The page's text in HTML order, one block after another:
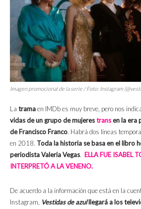
Imagen promocional de la serie / Foto: Instagram
La tramaen IMDb es muy breve, pero nos
vidas de un grupo de mujerestransen la era
de Francisco Franco. Habrá dos líneas
en 2018. Toda la historia se basa en el libro
periodista Valeria Vegas. ELLA FUE ISABEL
INTERPRETÓ A LA VENENO.
De acuerdo a la información que está en la
Instagram, Vestidas de azulllegará a los